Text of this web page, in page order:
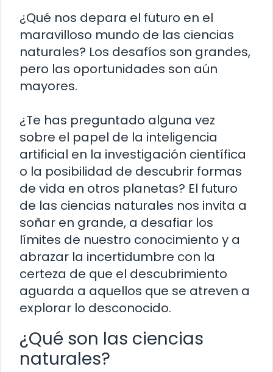
¿Qué nos depara el futuro en el
maravilloso mundo de las ciencias
naturales? Los desafíos son grandes,
pero las oportunidades son aún
mayores.
¿Te has preguntado alguna vez
sobre el papel de la inteligencia
artificial en la investigación científica
o la posibilidad de descubrir formas
de vida en otros planetas? El futuro
de las ciencias naturales nos invita a
soñar en grande, a desafiar los
límites de nuestro conocimiento y a
abrazar la incertidumbre con la
certeza de que el descubrimiento
aguarda a aquellos que se atreven a
explorar lo desconocido.
¿Qué son las ciencias
naturales?